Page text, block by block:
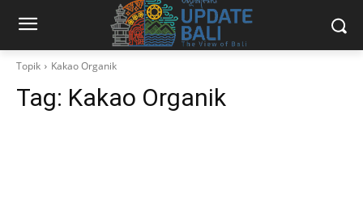
Topik Kakao Organik
Tag: Kakao Organik